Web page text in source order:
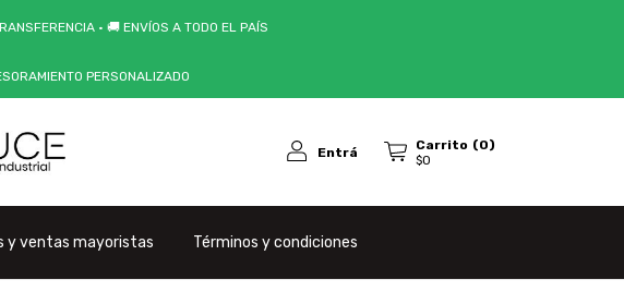
• 🚚 ENVÍOS A TODO EL PAÍS
PERSONALIZADO
Entrá Carrito (0)
$0
y ventas mayoristas Términos y condiciones